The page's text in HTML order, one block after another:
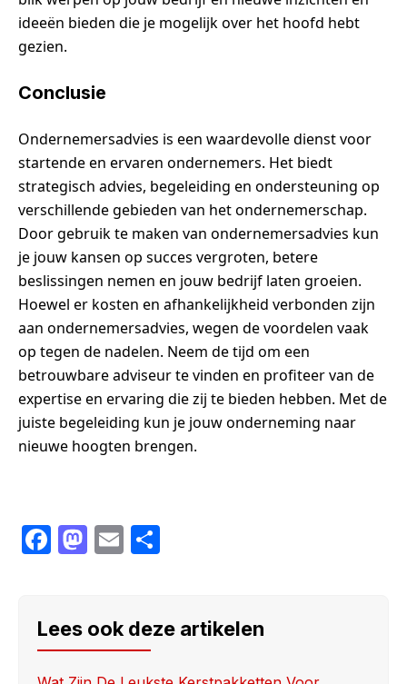
ideeën bieden die je mogelijk over het hoofd hebt
gezien.
Conclusie
Ondernemersadvies is een waardevolle dienst voor
startende en ervaren ondernemers. Het biedt
strategisch advies, begeleiding en ondersteuning op
verschillende gebieden van het ondernemerschap.
Door gebruik te maken van ondernemersadvies kun
je jouw kansen op succes vergroten, betere
beslissingen nemen en jouw bedrijf laten groeien.
Hoewel er kosten en afhankelijkheid verbonden zijn
aan ondernemersadvies, wegen de voordelen vaak
op tegen de nadelen. Neem de tijd om een
betrouwbare adviseur te vinden en profiteer van de
expertise en ervaring die zij te bieden hebben. Met de
juiste begeleiding kun je jouw onderneming naar
nieuwe hoogten brengen.
F
e
b
M
o
d
E
e
Lees ook deze artikelen